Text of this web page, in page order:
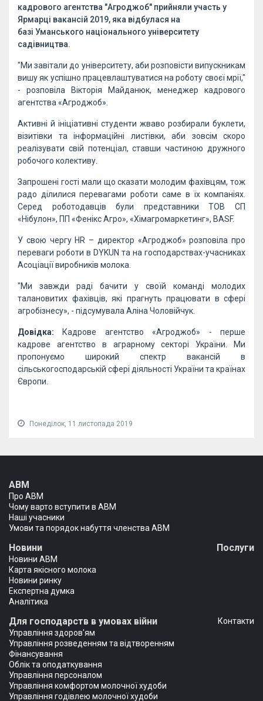
кадрового агентства "Агроджоб" прийняли участь у
Ярмарці вакансій 2019, яка відбулася на
базі Уманського національного університету
садівництва.
"Ми завітали до університету, аби розповісти випускникам
вишу як успішно працевлаштуватися на роботу своєї мрії,"
- розповіла Вікторія Майданюк, менеджер кадрового
агентства «Агроджоб».
Активні й ініціативні студенти жваво розбирали буклети,
візитівки та інформаційні листівки, аби зовсім скоро
реалізувати свій потенціал, ставши частиною дружного
робочого колективу.
Запрошені гості мали що сказати молодим фахівцям, тож
радо ділилися перевагами роботи саме в їх компаніях.
Серед роботодавців були представники ТОВ СП
«Нібулон», ПП «Фенікс Агро», «Хімагромаркетинг», ВАSF.
У свою чергу HR – директор «Агроджоб» розповіла про
переваги роботи в DYKUN та на господарствах-учасниках
Асоціації виробників молока.
"Ми завжди раді бачити у своїй команді молодих
талановитих фахівців, які прагнуть працювати в сфері
агробізнесу», - підсумувала Аліна Чоловійчук.
Довідка: Кадрове агентство «Агроджоб» - перше
кадрове агентство в аграрному секторі України. Ми
пропонуємо широкий спектр вакансій в
сільськогосподарській сфері діяльності України та країнах
Європи.
Понеділок, 11 листопада 2019
АВМ
Про АВМ
Чому варто вступити в АВМ
Наші учасники
Умови та порядок набуття членства АВМ
Новини
Новини АВМ
Карта якісного молока
Новини ринку
Експертна думка
Аналітика
Послуги
Для господарств в умовах війни
Управління здоров'ям
Управління розведенням та відтворенням
Фінансування
Облік та оподаткування
Управління персоналом
Управління комфортом молочної худоби
Управління годівлею молочної худоби
Контакти